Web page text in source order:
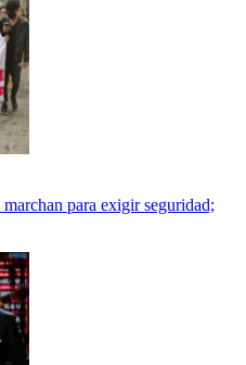
marchan para exigir seguridad;